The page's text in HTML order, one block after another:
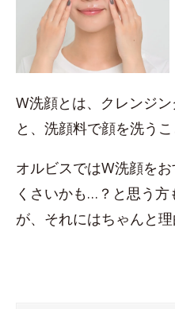
W洗顔とは、クレンジ
と、洗顔料で顔を洗うこ
オルビスではW洗顔を
くさいかも…？と思う
が、それにはちゃんと